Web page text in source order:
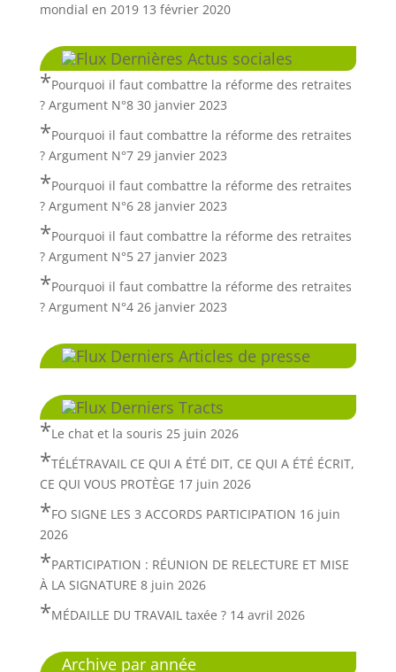
mondial en 2019 13 février 2020
Dernières Actus sociales
Pourquoi il faut combattre la réforme des retraites
? Argument N°8 30 janvier 2023
Pourquoi il faut combattre la réforme des retraites
? Argument N°7 29 janvier 2023
Pourquoi il faut combattre la réforme des retraites
? Argument N°6 28 janvier 2023
Pourquoi il faut combattre la réforme des retraites
? Argument N°5 27 janvier 2023
Pourquoi il faut combattre la réforme des retraites
? Argument N°4 26 janvier 2023
Derniers Articles de presse
Derniers Tracts
Le chat et la souris 25 juin 2026
TÉLÉTRAVAIL CE QUI A ÉTÉ DIT, CE QUI A ÉTÉ ÉCRIT,
CE QUI VOUS PROTÈGE 17 juin 2026
FO SIGNE LES 3 ACCORDS PARTICIPATION 16 juin
2026
PARTICIPATION : RÉUNION DE RELECTURE ET MISE
À LA SIGNATURE 8 juin 2026
MÉDAILLE DU TRAVAIL taxée ? 14 avril 2026
Archive par année